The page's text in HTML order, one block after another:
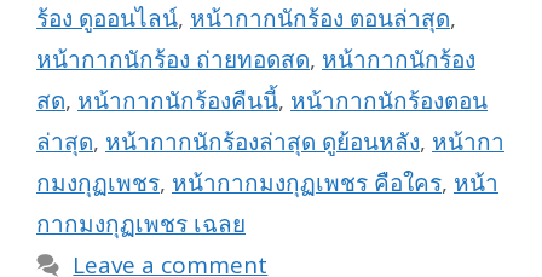
ร้อง ดูออนไลน์, หน้ากากนักร้อง ตอนล่าสุด,
หน้ากากนักร้อง ถ่ายทอดสด, หน้ากากนักร้อง
สด, หน้ากากนักร้องคืนนี้, หน้ากากนักร้องตอน
ล่าสุด, หน้ากากนักร้องล่าสุด ดูย้อนหลัง, หน้ากา
กมงกุฏเพชร, หน้ากากมงกุฏเพชร คือใคร, หน้า
กากมงกุฏเพชร เฉลย
Leave a comment